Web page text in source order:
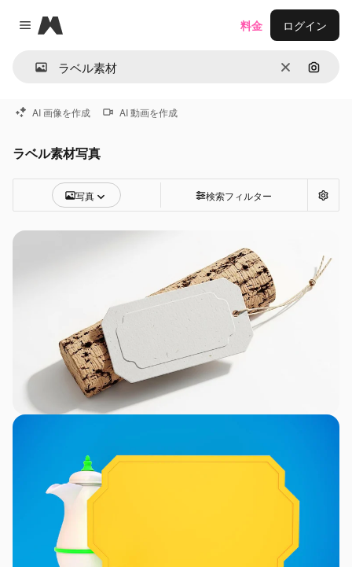
Close menu
Magnific
消去 画像で
料金 ログイン
AI 画像を作成 AI 動画を作成
ラベル素材写真
写真 検索フィルター